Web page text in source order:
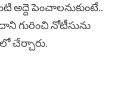
అద్దె పెంచాలనుకుంటే..
గురించి నోటీసును
చేర్చారు.